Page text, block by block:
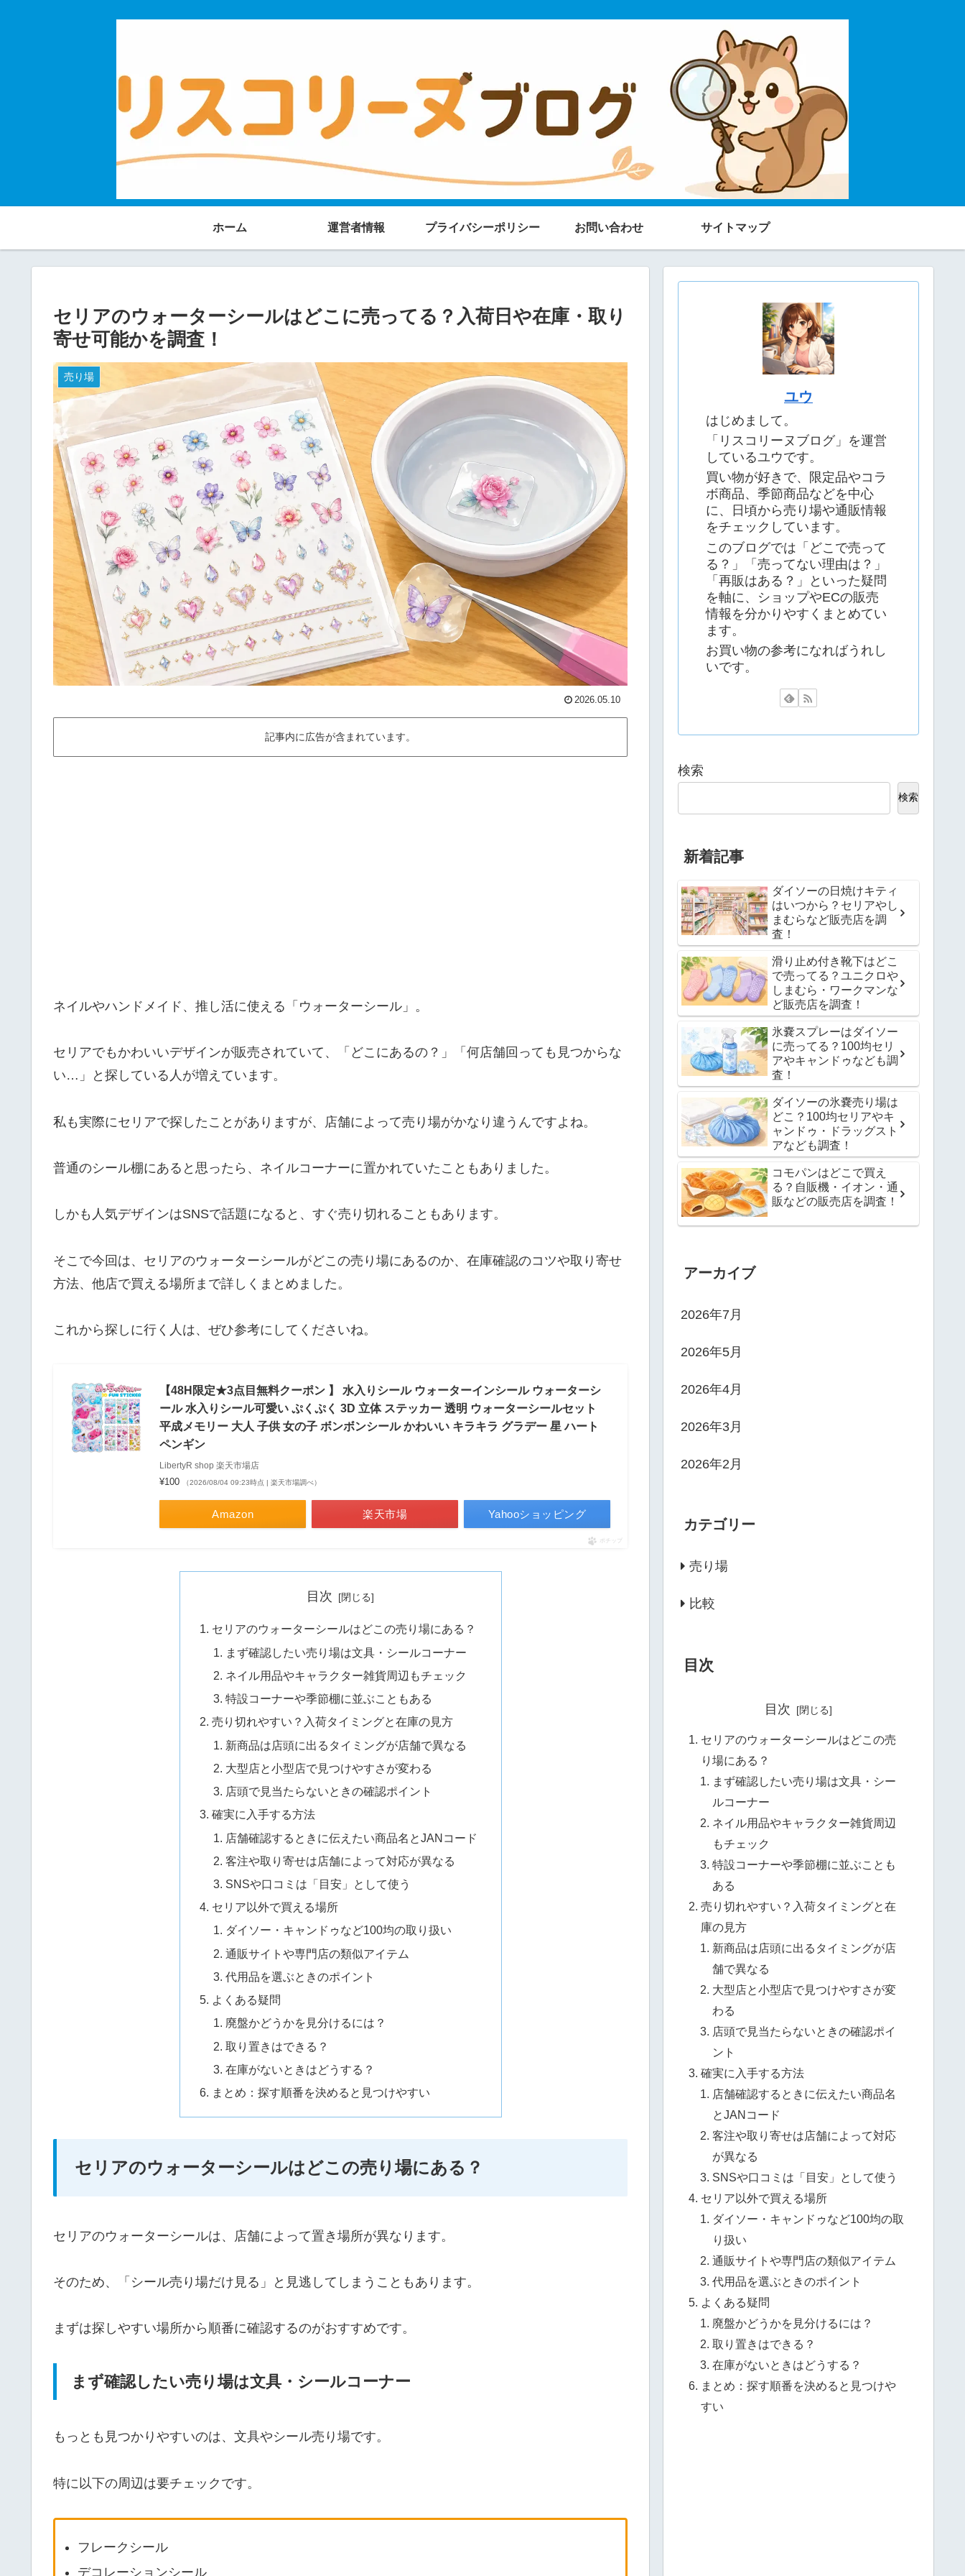
ホーム 運営者情報 プライバシーポリシー お問い合わせ サイトマップ
セリアのウォーターシールはどこに売ってる？入荷日や在庫・取り
寄せ可能かを調査！
売り場
2026.05.10
記事内に広告が含まれています。
ネイルやハンドメイド、推し活に使える「ウォーターシール」。
セリアでもかわいいデザインが販売されていて、「どこにあるの？」「何店舗回っても見つからな
い…」と探している人が増えています。
私も実際にセリアで探したことがありますが、店舗によって売り場がかなり違うんですよね。
普通のシール棚にあると思ったら、ネイルコーナーに置かれていたこともありました。
しかも人気デザインはSNSで話題になると、すぐ売り切れることもあります。
そこで今回は、セリアのウォーターシールがどこの売り場にあるのか、在庫確認のコツや取り寄せ
方法、他店で買える場所まで詳しくまとめました。
これから探しに行く人は、ぜひ参考にしてくださいね。
【48H限定★3点目無料クーポン 】 水入りシール ウォーターインシール ウォーターシ
ール 水入りシール可愛い ぷくぷく 3D 立体 ステッカー 透明 ウォーターシールセット
平成メモリー 大人 子供 女の子 ボンボンシール かわいい キラキラ グラデー 星 ハート
ペンギン
LibertyR shop 楽天市場店
¥100 （2026/08/04 09:23時点 | 楽天市場調べ）
Amazon 楽天市場 Yahooショッピング
ポチップ
目次
セリアのウォーターシールはどこの売り場にある？
まず確認したい売り場は文具・シールコーナー
ネイル用品やキャラクター雑貨周辺もチェック
特設コーナーや季節棚に並ぶこともある
売り切れやすい？入荷タイミングと在庫の見方
新商品は店頭に出るタイミングが店舗で異なる
大型店と小型店で見つけやすさが変わる
店頭で見当たらないときの確認ポイント
確実に入手する方法
店舗確認するときに伝えたい商品名とJANコード
客注や取り寄せは店舗によって対応が異なる
SNSや口コミは「目安」として使う
セリア以外で買える場所
ダイソー・キャンドゥなど100均の取り扱い
通販サイトや専門店の類似アイテム
代用品を選ぶときのポイント
よくある疑問
廃盤かどうかを見分けるには？
取り置きはできる？
在庫がないときはどうする？
まとめ：探す順番を決めると見つけやすい
セリアのウォーターシールはどこの売り場にある？
セリアのウォーターシールは、店舗によって置き場所が異なります。
そのため、「シール売り場だけ見る」と見逃してしまうこともあります。
まずは探しやすい場所から順番に確認するのがおすすめです。
まず確認したい売り場は文具・シールコーナー
もっとも見つかりやすいのは、文具やシール売り場です。
特に以下の周辺は要チェックです。
フレークシール
デコレーションシール
ユウ
はじめまして。
「リスコリーヌブログ」を運営
しているユウです。
買い物が好きで、限定品やコラ
ボ商品、季節商品などを中心
に、日頃から売り場や通販情報
をチェックしています。
このブログでは「どこで売って
る？」「売ってない理由は？」
「再販はある？」といった疑問
を軸に、ショップやECの販売
情報を分かりやすくまとめてい
ます。
お買い物の参考になればうれし
いです。
検索
検索
新着記事
ダイソーの日焼けキティ
はいつから？セリアやし
まむらなど販売店を調
査！
滑り止め付き靴下はどこ
で売ってる？ユニクロや
しまむら・ワークマンな
ど販売店を調査！
氷嚢スプレーはダイソー
に売ってる？100均セリ
アやキャンドゥなども調
査！
ダイソーの氷嚢売り場は
どこ？100均セリアやキ
ャンドゥ・ドラッグスト
アなども調査！
コモパンはどこで買え
る？自販機・イオン・通
販などの販売店を調査！
アーカイブ
2026年7月
2026年5月
2026年4月
2026年3月
2026年2月
カテゴリー
売り場
比較
目次
目次
セリアのウォーターシールはどこの売
り場にある？
まず確認したい売り場は文具・シー
ルコーナー
ネイル用品やキャラクター雑貨周辺
もチェック
特設コーナーや季節棚に並ぶことも
ある
売り切れやすい？入荷タイミングと在
庫の見方
新商品は店頭に出るタイミングが店
舗で異なる
大型店と小型店で見つけやすさが変
わる
店頭で見当たらないときの確認ポイ
ント
確実に入手する方法
店舗確認するときに伝えたい商品名
とJANコード
客注や取り寄せは店舗によって対応
が異なる
SNSや口コミは「目安」として使う
セリア以外で買える場所
ダイソー・キャンドゥなど100均の取
り扱い
通販サイトや専門店の類似アイテム
代用品を選ぶときのポイント
よくある疑問
廃盤かどうかを見分けるには？
取り置きはできる？
在庫がないときはどうする？
まとめ：探す順番を決めると見つけや
すい